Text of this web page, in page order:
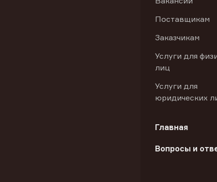
Поставщикам
Заказчикам
Услуги для
лиц
Услуги для
юридических
Главная
Вопросы и